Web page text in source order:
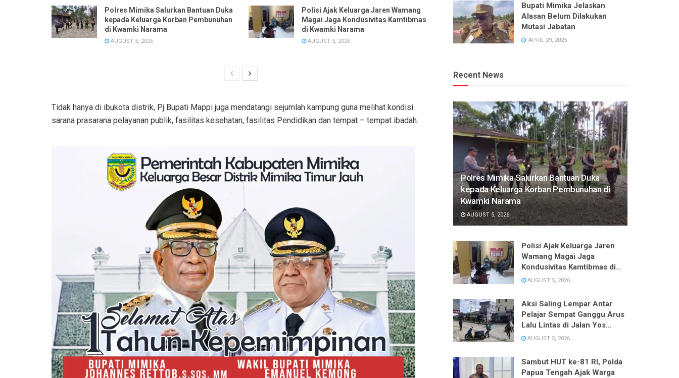
Polres Mimika Salurkan Bantuan Duka
kepada Keluarga Korban Pembunuhan
di Kwamki Narama
AUGUST 5, 2026
Polisi Ajak Keluarga Jaren Wamang
Magai Jaga Kondusivitas Kamtibmas
di Kwamki Narama
AUGUST 5, 2026
Tidak hanya di ibukota distrik, Pj Bupati Mappi juga mendatangi sejumlah kampung guna melihat kondisi
sarana prasarana pelayanan publik, fasilitas kesehatan, fasilitas Pendidikan dan tempat – tempat ibadah.
Bupati Mimika Jelaskan
Alasan Belum Dilakukan
Mutasi Jabatan
APRIL 29, 2025
Recent News
Polres Mimika Salurkan Bantuan Duka
kepada Keluarga Korban Pembunuhan di
Kwamki Narama
AUGUST 5, 2026
Polisi Ajak Keluarga Jaren
Wamang Magai Jaga
Kondusivitas Kamtibmas di
Kwamki Narama
AUGUST 5, 2026
Aksi Saling Lempar Antar
Pelajar Sempat Ganggu Arus
Lalu Lintas di Jalan Yos
Sudarso
AUGUST 5, 2026
Sambut HUT ke-81 RI, Polda
Papua Tengah Ajak Warga